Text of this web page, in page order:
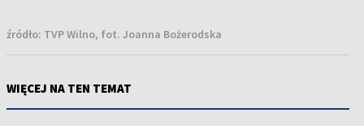
źródło: TVP Wilno, fot. Joanna Bożerodska
WIĘCEJ NA TEN TEMAT